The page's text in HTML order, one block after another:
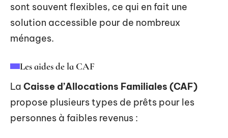
sont souvent flexibles, ce qui en fait une
solution accessible pour de nombreux
ménages.
Les aides de la CAF
La Caisse d’Allocations Familiales (CAF)
propose plusieurs types de prêts pour les
personnes à faibles revenus :